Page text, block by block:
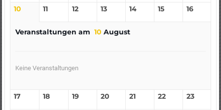
10 11 12 13 14 15 16
Veranstaltungen am 10 August
Keine Veranstaltungen
17 18 19 20 21 22 23